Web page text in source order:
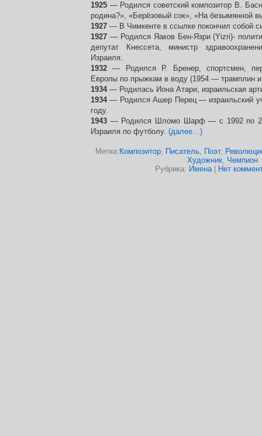
1925 — Родился советский композитор В.
родина?», «Берёзовый сок», «На безымянной
1927 — В Чимкенте в ссылке покончил собой
1927 — Родился Яаков Бен-Язри (Yizri)-
депутат Кнессета, министр
Израиля.
1932 — Родился Р. Бренер, спортсмен,
Европы по прыжкам в воду (1954 — трамплин
1934— Родилась Иона Атари, израильская
1934— Родился Ашер Перец — израильский
году.
1943 — Родился Шломо Шарф — с 1992 по
Израиля по футболу. (далее…)
Метки: Композитор, Писатель, Поэт,
Художник, Чемпион
Рубрика: Имена| Нет